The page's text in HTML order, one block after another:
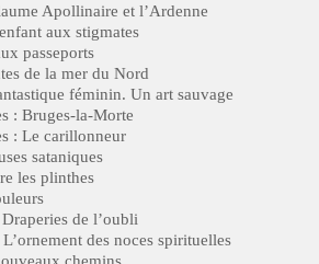
Apollinaire et l’Ardenne
aux stigmates
passeports
de la mer du Nord
féminin. Un art sauvage
: Bruges-la-Morte
: Le carillonneur
sataniques
les plinthes
de l’oubli
des noces spirituelles
chemins